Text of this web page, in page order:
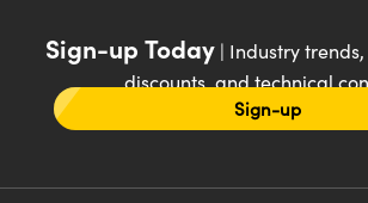
Sign-up Today| Industry
discounts, and technical
Sign-up